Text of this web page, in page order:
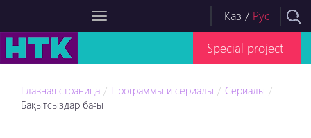
Каз / Рус
Special project
Главная страница Программы и сериалы
Сериалы
Бақытсыздар бағы